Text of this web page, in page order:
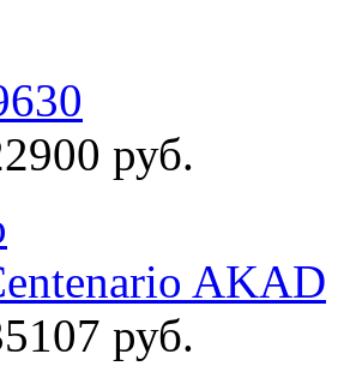
руб.
AKAD
руб.